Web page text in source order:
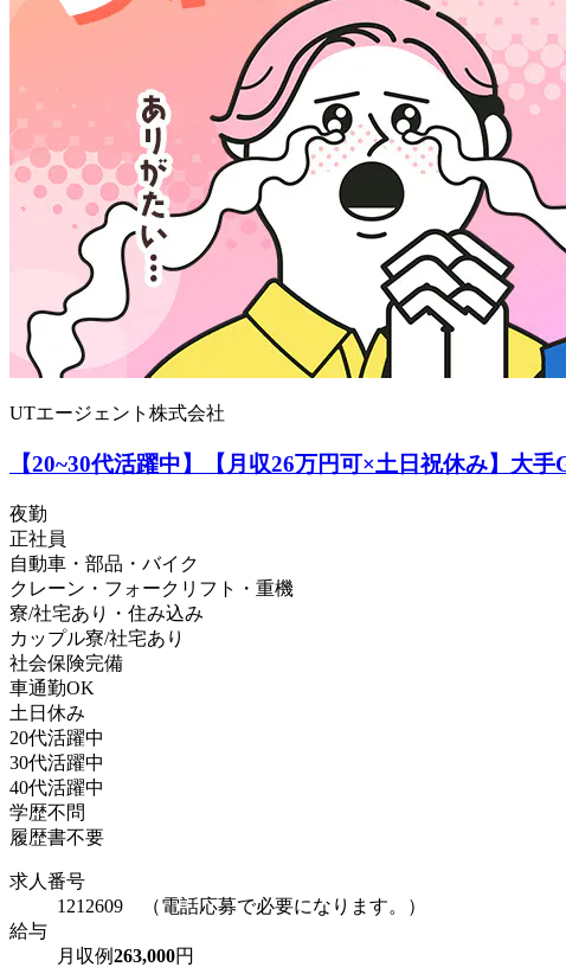
UTエージェント株式会社
【20~30代活躍中】【月収26万円可×土日祝休み】大
夜勤
正社員
自動車・部品・バイク
クレーン・フォークリフト・重機
寮/社宅あり・住み込み
カップル寮/社宅あり
社会保険完備
車通勤OK
土日休み
20代活躍中
30代活躍中
40代活躍中
学歴不問
履歴書不要
求人番号
1212609 （電話応募で必要になります。）
給与
月収例263,000円